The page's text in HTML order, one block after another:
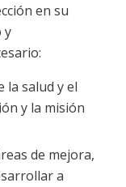
en su
y
la salud y el
y la misión
de mejora,
a